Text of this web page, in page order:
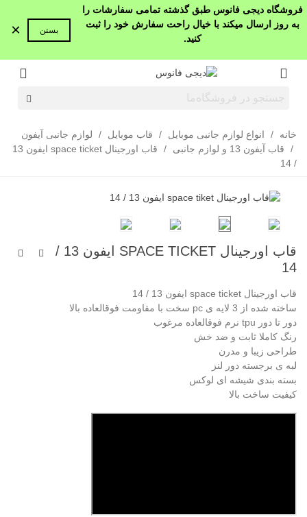
فروشگاه دیجی فانوس طبق گذشته تمامی سفارشات را
به روز ارسال میکند با خیال راحت سفارش خود را ثبت
کنید.
بستن ×
خانه / انواع لوازم جانبی موبایل / قاب موبایل /
لوازم جانبی آیفون
/
قاب آیفون 13 و لوازم جانبی /
قاب اورجینال space ticket ایفون 13
/ 14
قاب اورجینال SPACE TICKET ایفون 13 /
14
قاب اورجینال space ticket ایفون 13 / 14
ساخته شده از 3 لایه ی pc سخت با مقاومت فوقالعاده بالا
دور تا دور tpu نرم فوقالعاده مرغوب
رنگ کاملا ثابت و ضد خش
طراحی زیبا و مدرن
لبه ی برجسته دور لنز
بسته بندی شیشه ای لوکس
کیفیت ساخت بالا